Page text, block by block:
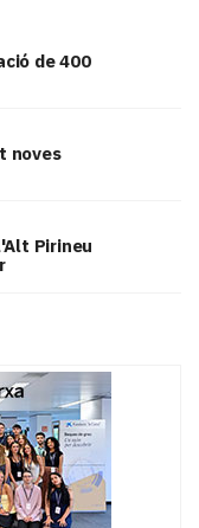
de 400
noves
Pirineu